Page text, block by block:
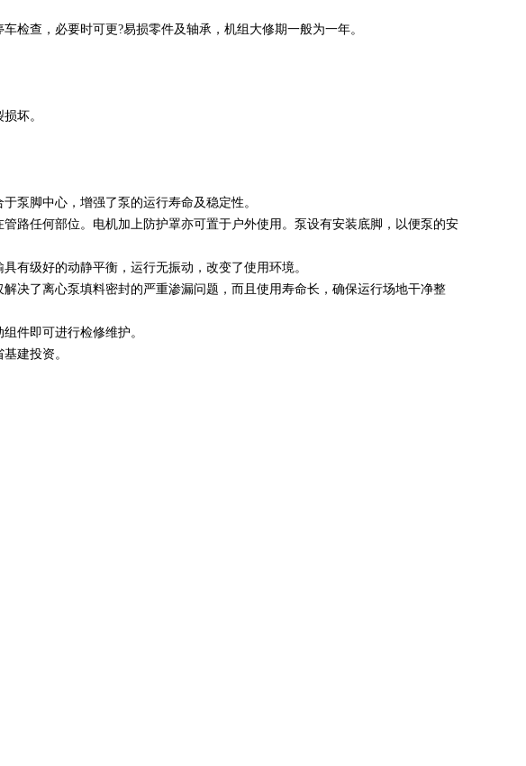
检查，必要时可更?易损零件及轴承，机组大修期一般为一年。
坏。
泵脚中心，增强了泵的运行寿命及稳定性。
路任何部位。电机加上防护罩亦可置于户外使用。泵设有安装底脚，以便泵的安
有级好的动静平衡，运行无振动，改变了使用环境。
决了离心泵填料密封的严重渗漏问题，而且使用寿命长，确保运行场地干净整
件即可进行检修维护。
建投资。